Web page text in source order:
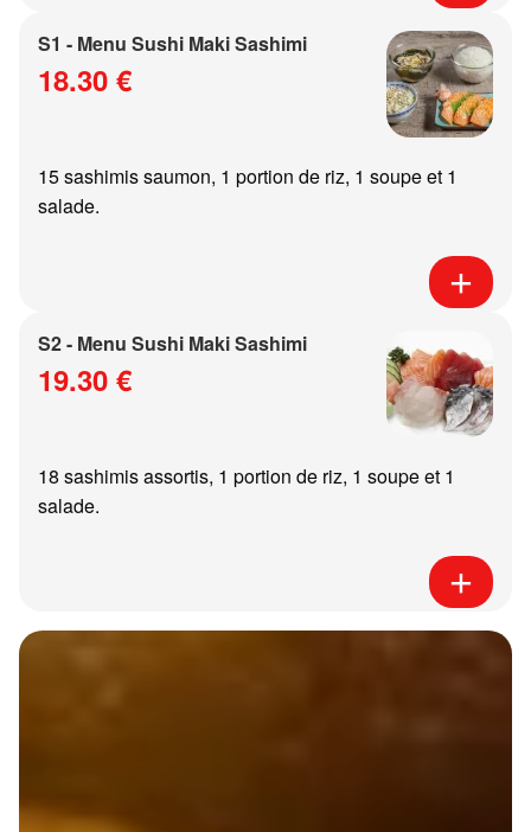
S1 - Menu Sushi Maki Sashimi
18.30 €
15 sashimis saumon, 1 portion de riz, 1 soupe et 1
salade.
S2 - Menu Sushi Maki Sashimi
19.30 €
18 sashimis assortis, 1 portion de riz, 1 soupe et 1
salade.